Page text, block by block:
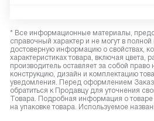
* Все информационные материалы,
справочный характер и не могут в
достоверную информацию о свойствах,
характеристиках товара, включая
производитель оставляет за собой
конструкцию, дизайн и комплектацию
уведомления. Перед оформлением
обратиться к Продавцу для уточнения
Товара. Подробная информация о товаре
на упаковке товара. Используемое